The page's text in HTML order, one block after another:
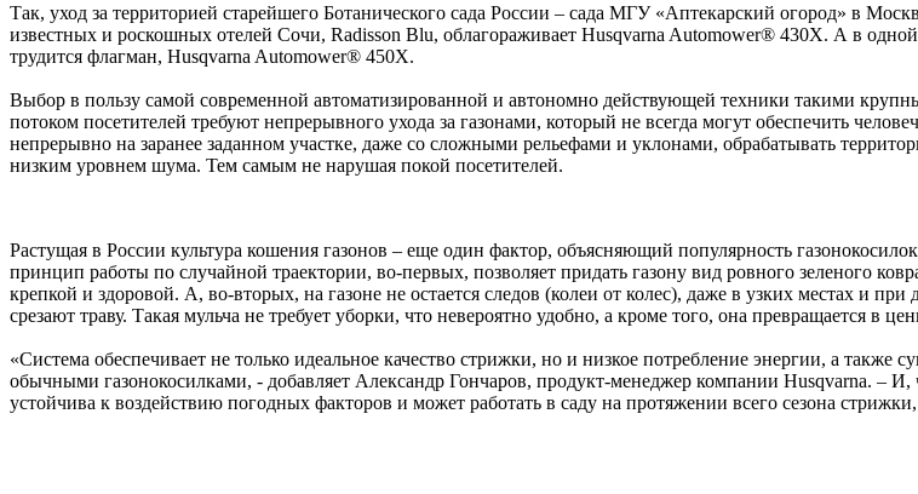
Так, уход за территорией старейшего Ботанического сада России – сада МГУ «Аптекарский огород» в
известных и роскошных отелей Сочи, Radisson Blu, облагораживает Husqvarna Automower® 430X. А в
трудится флагман, Husqvarna Automower® 450X.
Выбор в пользу самой современной автоматизированной и автономно действующей техники такими
потоком посетителей требуют непрерывного ухода за газонами, который не всегда могут обеспечить
непрерывно на заранее заданном участке, даже со сложными рельефами и уклонами, обрабатывать
низким уровнем шума. Тем самым не нарушая покой посетителей.
Растущая в России культура кошения газонов – еще один фактор, объясняющий популярность
принцип работы по случайной траектории, во-первых, позволяет придать газону вид ровного зеленого
крепкой и здоровой. А, во-вторых, на газоне не остается следов (колеи от колес), даже в узких местах и
срезают траву. Такая мульча не требует уборки, что невероятно удобно, а кроме того, она превращается в
«Система обеспечивает не только идеальное качество стрижки, но и низкое потребление энергии, а также
обычными газонокосилками, - добавляет Александр Гончаров, продукт-менеджер компании Husqvarna. –
устойчива к воздействию погодных факторов и может работать в саду на протяжении всего сезона